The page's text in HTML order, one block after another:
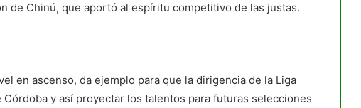
de Chinú, que aportó al espíritu competitivo de las justas.
en ascenso, da ejemplo para que la dirigencia de la Liga
y así proyectar los talentos para futuras selecciones